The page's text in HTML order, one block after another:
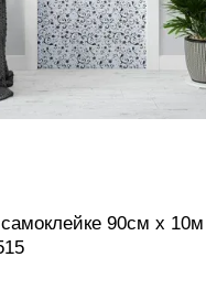
90см х 10м